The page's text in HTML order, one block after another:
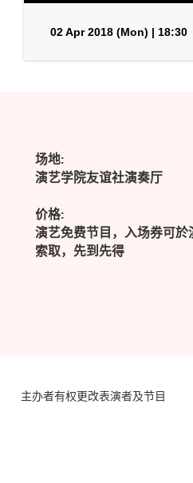
02 Apr 2018 (Mon) | 18:30
场地:
演艺学院友谊社演奏厅
价格:
演艺免费节目，入场券可
索取，先到先得
主办者有权更改表演者及节目